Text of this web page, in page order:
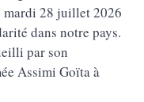
mardi 28 juillet 2026
dans notre pays.
par son
Assimi Goïta à